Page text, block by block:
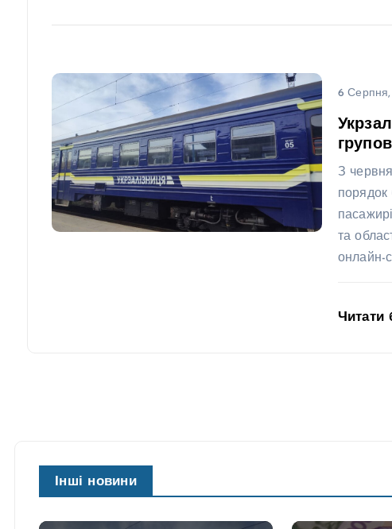
6
З
порядок
та
онлайн-
Читати
Інші новини